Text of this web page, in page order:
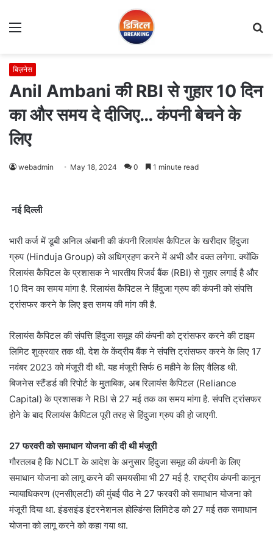
Menu
बिज़नेस
Anil Ambani की RBI से गुहार 10 दिन
का और समय दे दीजिए… कंपनी बेचने के
लिए
webadmin May 18, 2024 0 1 minute read
नई दिल्‍ली
भारी कर्ज में डूबी अनिल अंबानी की कंपनी रिलायंस कैपिटल के खरीदार हिंदुजा
ग्रुप (Hinduja Group) को अधिग्रहण करने में अभी और वक्‍त लगेगा. क्‍योंकि
रिलायंस कैपिटल के प्रशासक ने भारतीय रिजर्व बैंक (RBI) से गुहार लगाई है और
10 दिन का समय मांगा है. रिलायंस कैपिटल ने हिंदुजा ग्रुप की कंपनी को संपत्ति
ट्रांसफर करने के लिए इस समय की मांग की है.
रिलायंस कैपिटल की संपत्ति हिंदुजा समूह की कंपनी को ट्रांसफर करने की टाइम
लिमिट शुक्रवार तक थी. देश के केंद्रीय बैंक ने संपत्ति ट्रांसफर करने के लिए 17
नवंबर 2023 को मंजूरी दी थी. यह मंजूरी सिर्फ 6 महीने के लिए वैलिड थी.
बिजनेस स्‍टैंडर्ड की रिपोर्ट के मुताबिक, अब रिलायंस कैपिटल (Reliance
Capital) के प्रशासक ने RBI से 27 मई तक का समय मांगा है. संपत्ति ट्रांसफर
होने के बाद रिलायंस कैपिटल पूरी तरह से हिंदुजा ग्रुप की हो जाएगी.
27 फरवरी को समाधान योजना की दी थी मंजूरी
गौरतलब है कि NCLT के आदेश के अनुसार हिंदुजा समूह की कंपनी के लिए
समाधान योजना को लागू करने की समयसीमा भी 27 मई है. राष्ट्रीय कंपनी कानून
न्यायाधिकरण (एनसीएलटी) की मुंबई पीठ ने 27 फरवरी को समाधान योजना को
मंजूरी दिया था. इंडसइंड इंटरनेशनल होल्डिंग्स लिमिटेड को 27 मई तक समाधान
योजना को लागू करने को कहा गया था.